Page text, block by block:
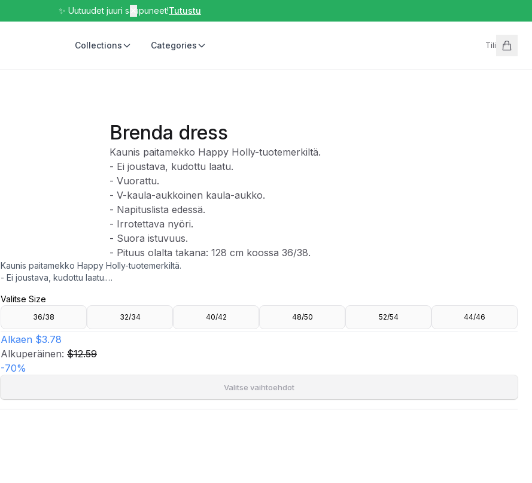
✨ Uutuudet juuri saapuneet!Tutustu
Collections Categories Tili
Brenda dress
Kaunis paitamekko Happy Holly-tuotemerkiltä.
- Ei joustava, kudottu laatu.
- Vuorattu.
- V-kaula-aukkoinen kaula-aukko.
- Napituslista edessä.
- Irrotettava nyöri.
- Suora istuvuus.
- Pituus olalta takana: 128 cm koossa 36/38.
Kaunis paitamekko Happy Holly-tuotemerkiltä.
- Ei joustava, kudottu laatu.
- V-kaula-aukkoinen kaula-aukko.
- Napituslista edessä.
- Irrotettava nyöri.
- Suora istuvuus.
- Pituus olalta takana: 128 cm koossa 36/38.
Valitse Size
36/38 32/34 40/42 48/50 52/54 44/46
Alkaen $3.78
Alkuperäinen: $12.59
-70%
Valitse vaihtoehdot